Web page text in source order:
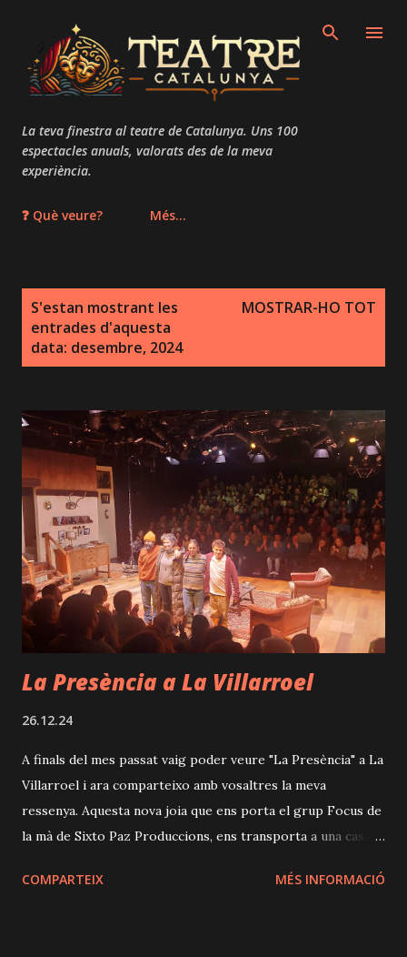
La teva finestra al teatre de Catalunya. Uns 100
espectacles anuals, valorats des de la meva
experiència.
❓ Què veure? Més…
S'estan mostrant les
entrades d'aquesta
data: desembre, 2024
MOSTRAR-HO TOT
La Presència a La Villarroel
26.12.24
A finals del mes passat vaig poder veure "La Presència" a La
Villarroel i ara comparteixo amb vosaltres la meva
ressenya. Aquesta nova joia que ens porta el grup Focus de
la mà de Sixto Paz Produccions, ens transporta a una caseta
aïllada per un fort temporal de neu. Entre les quatre parets
COMPARTEIX MÉS INFORMACIÓ